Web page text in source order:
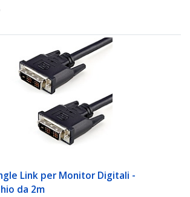
Link per Monitor Digitali -
da 2m